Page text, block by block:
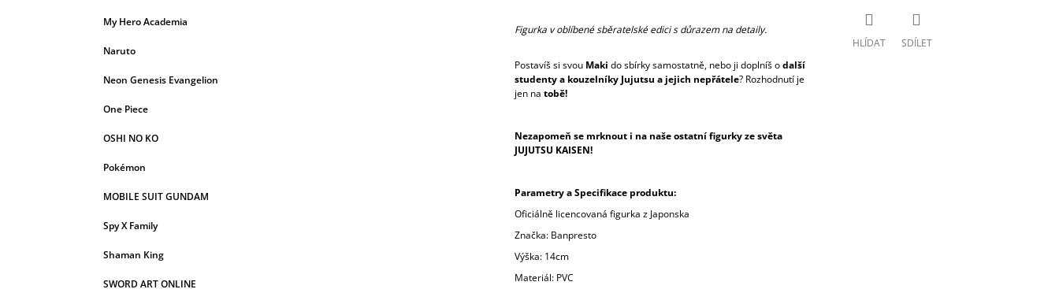
My Hero Academia
Naruto
Neon Genesis Evangelion
One Piece
OSHI NO KO
Pokémon
MOBILE SUIT GUNDAM
Spy X Family
Shaman King
SWORD ART ONLINE
Figurka v oblíbené sběratelské edici s důrazem na detaily.
Postavíš si svou Maki do sbírky samostatně, nebo ji doplníš odalší
studenty a kouzelníky Jujutsu a jejich nepřátele? Rozhodnutí je
jen na tobě!
Nezapomeň se mrknout i na naše ostatní figurky ze světa
JUJUTSU KAISEN!
Parametry a Specifikace produktu:
Oficiálně licencovaná figurka z Japonska
Značka: Banpresto
Výška: 14cm
Materiál: PVC
HLÍDAT SDÍLET